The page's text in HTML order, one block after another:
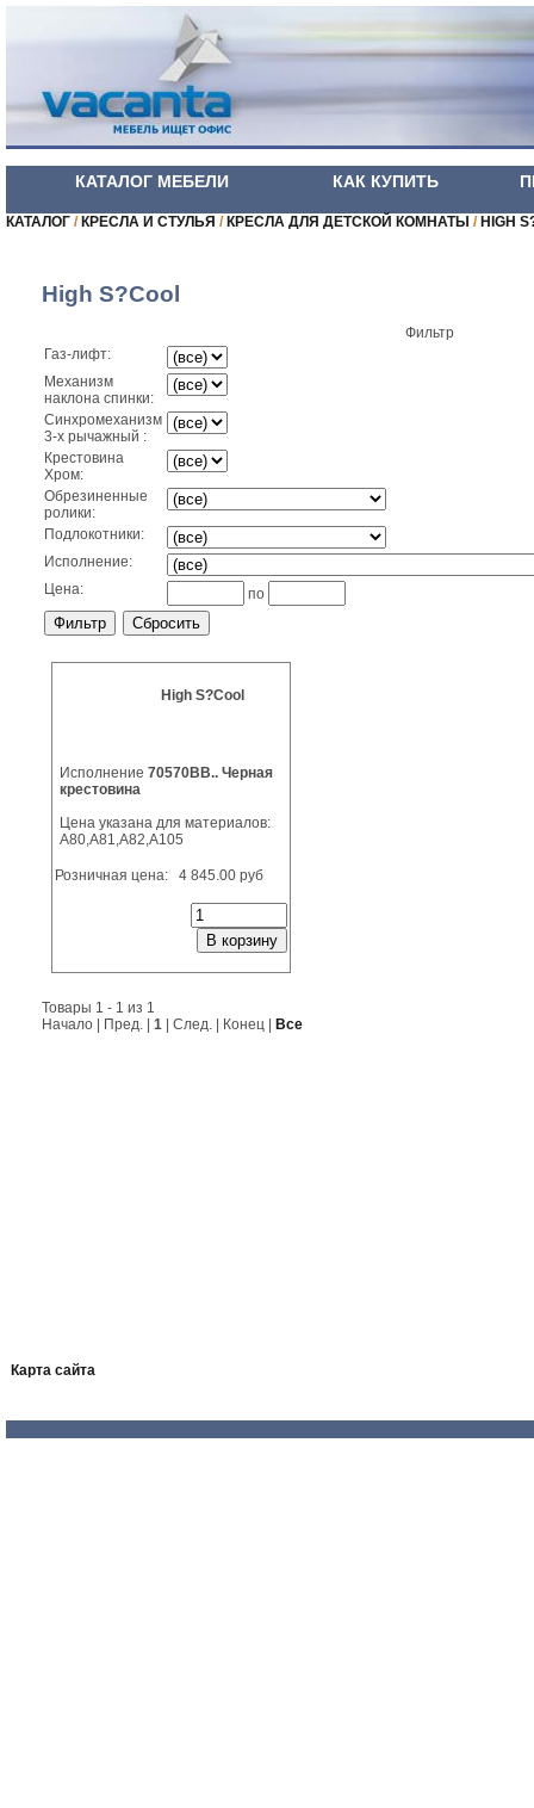
КАТАЛОГ МЕБЕЛИ КАК КУПИТЬ
КАТАЛОГ / КРЕСЛА И СТУЛЬЯ / КРЕСЛА ДЛЯ ДЕТСКОЙ КОМНАТЫ / HIGH
High S?Cool
Фильтр
Газ-лифт:
Механизм
наклона спинки:
Синхромеханизм
3-х рычажный :
Крестовина
Хром:
Обрезиненные
ролики:
Подлокотники:
Исполнение:
Цена:
по
High S?Cool
Исполнение 70570BB.. Черная
крестовина
Цена указана для материалов:
А80,А81,А82,А105
Розничная цена: 4 845.00 руб
Товары 1 - 1 из 1
Начало | Пред. | 1 | След. | Конец | Все
Карта сайта